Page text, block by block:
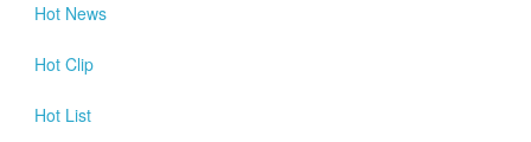
Hot News
Hot Clip
Hot List